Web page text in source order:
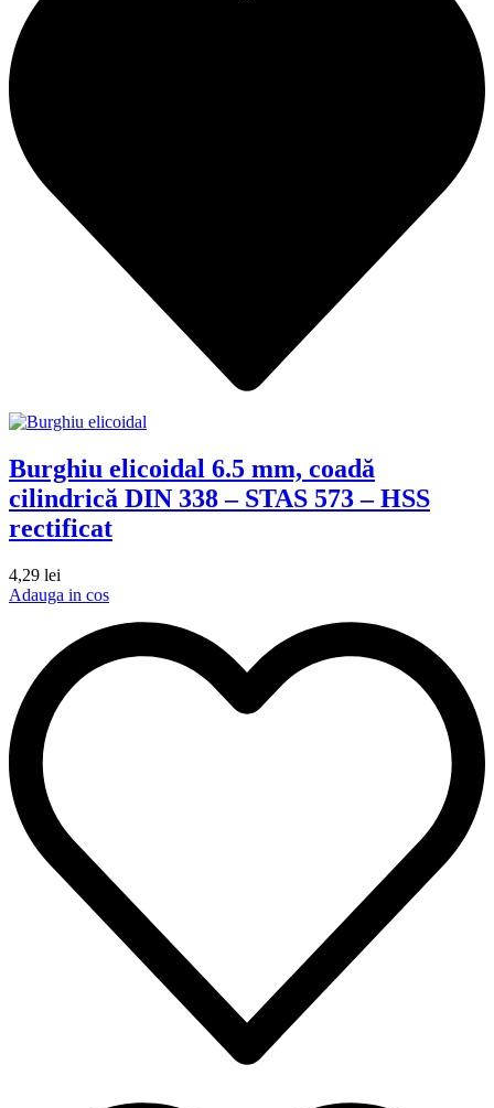
Burghiu elicoidal 6.5 mm, coadă
cilindrică DIN 338 – STAS 573 – HSS
rectificat
4,29 lei
Adauga in cos